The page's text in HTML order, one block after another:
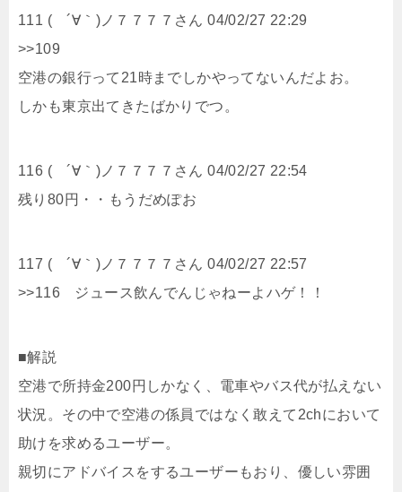
111 ( ´∀｀)ノ７７７７さん 04/02/27 22:29
>>109
空港の銀行って21時までしかやってないんだよお。
しかも東京出てきたばかりでつ。
116 ( ´∀｀)ノ７７７７さん 04/02/27 22:54
残り80円・・もうだめぽお
117 ( ´∀｀)ノ７７７７さん 04/02/27 22:57
>>116 ジュース飲んでんじゃねーよハゲ！！
■解説
空港で所持金200円しかなく、電車やバス代が払えない
状況。その中で空港の係員ではなく敢えて2chにおいて
助けを求めるユーザー。
親切にアドバイスをするユーザーもおり、優しい雰囲